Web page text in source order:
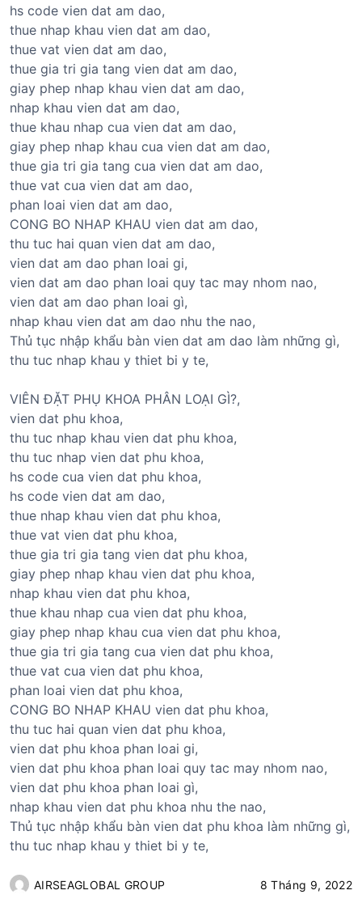
hs code vien dat am dao,
thue nhap khau vien dat am dao,
thue vat vien dat am dao,
thue gia tri gia tang vien dat am dao,
giay phep nhap khau vien dat am dao,
nhap khau vien dat am dao,
thue khau nhap cua vien dat am dao,
giay phep nhap khau cua vien dat am dao,
thue gia tri gia tang cua vien dat am dao,
thue vat cua vien dat am dao,
phan loai vien dat am dao,
CONG BO NHAP KHAU vien dat am dao,
thu tuc hai quan vien dat am dao,
vien dat am dao phan loai gi,
vien dat am dao phan loai quy tac may nhom nao,
vien dat am dao phan loai gì,
nhap khau vien dat am dao nhu the nao,
Thủ tục nhập khẩu bàn vien dat am dao làm những gì,
thu tuc nhap khau y thiet bi y te,
VIÊN ĐẶT PHỤ KHOA PHÂN LOẠI GÌ?,
vien dat phu khoa,
thu tuc nhap khau vien dat phu khoa,
thu tuc nhap vien dat phu khoa,
hs code cua vien dat phu khoa,
hs code vien dat am dao,
thue nhap khau vien dat phu khoa,
thue vat vien dat phu khoa,
thue gia tri gia tang vien dat phu khoa,
giay phep nhap khau vien dat phu khoa,
nhap khau vien dat phu khoa,
thue khau nhap cua vien dat phu khoa,
giay phep nhap khau cua vien dat phu khoa,
thue gia tri gia tang cua vien dat phu khoa,
thue vat cua vien dat phu khoa,
phan loai vien dat phu khoa,
CONG BO NHAP KHAU vien dat phu khoa,
thu tuc hai quan vien dat phu khoa,
vien dat phu khoa phan loai gi,
vien dat phu khoa phan loai quy tac may nhom nao,
vien dat phu khoa phan loai gì,
nhap khau vien dat phu khoa nhu the nao,
Thủ tục nhập khẩu bàn vien dat phu khoa làm những gì,
thu tuc nhap khau y thiet bi y te,
AIRSEAGLOBAL GROUP 8 Tháng 9, 2022